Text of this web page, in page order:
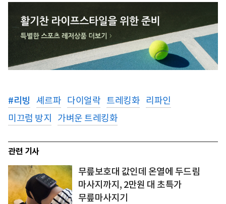
#리빙 셰르파 다이얼락 트레킹화 리파인
미끄럼 방지
가벼운 트레킹화
관련 기사
무릎보호대 값인데 온열에 두드림
마사지까지, 2만원 대 초특가
무릎마사지기